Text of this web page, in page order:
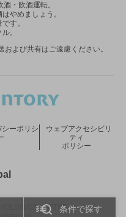
条件で探す
・飲酒運転。
やめましょう。
す。
。
よび共有はご遠慮ください。
LIMITED.
シーポリシ
ウェブアクセシビリ
ティ
ポリシー
新しいウィンドウで開く